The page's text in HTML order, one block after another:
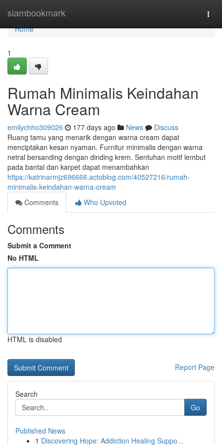
siambookmark
Home
Home
1
Rumah Minimalis Keindahan
Warna Cream
emilychho309026 177 days ago News
Discuss
Ruang tamu yang menarik dengan warna cream dapat
menciptakan kesan nyaman. Furnitur minimalis dengan warna
netral bersanding dengan dinding krem. Sentuhan motif lembut
pada bantal dan karpet dapat menambahkan
https://katrinarmjz696666.actoblog.com/40527216/rumah-
minimalis-keindahan-warna-cream
Comments
Who Upvoted
Comments
Submit a Comment
No HTML
HTML is disabled
Report Page
Search
Go
Published News
1 Discovering Hope: Addiction Healing Suppo...